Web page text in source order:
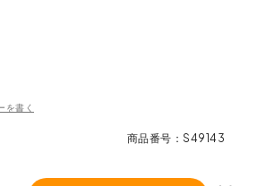
を書く
商品番号 S49143